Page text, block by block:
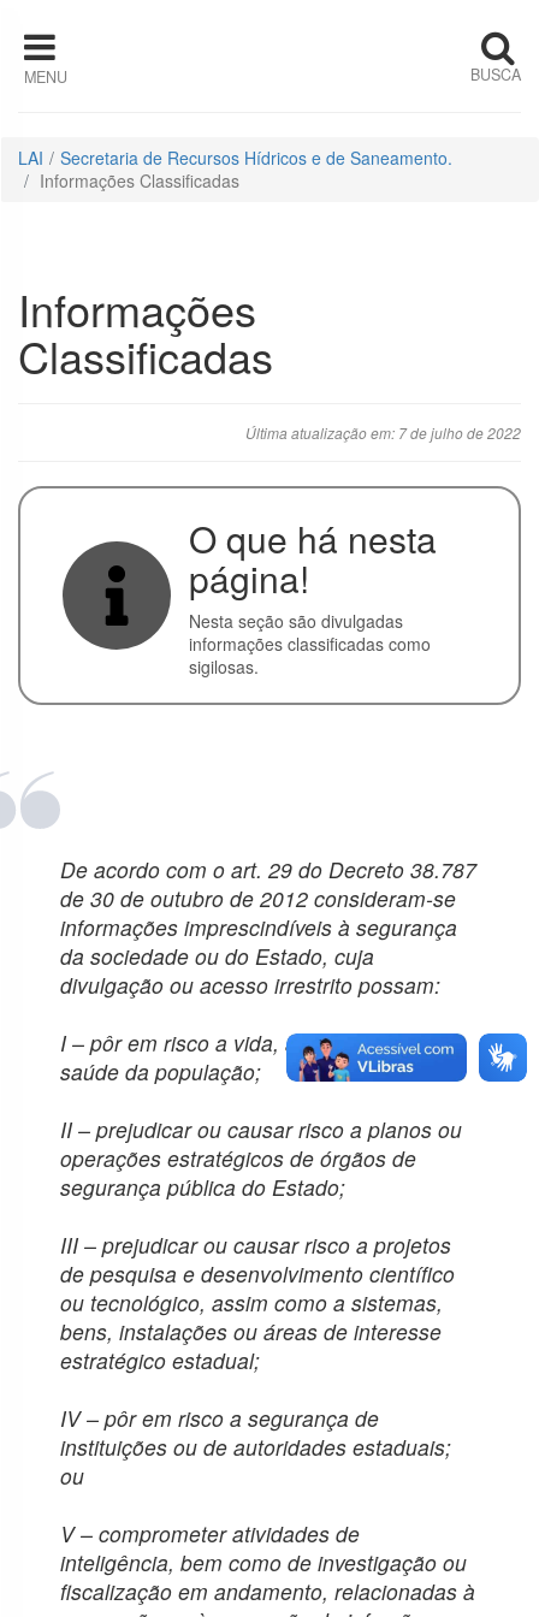
MENU BUSCA
Estrutura
Organizacional
Horário de
Auditorias
Convênios
Execução
Orçamentária
e Financeira
Licitações
Servidores
Frequentes
Serviço de
Informação ao
Cidadão
Sobre a LAI
COVID-19 –
Contratações
e aquisições
Classificadas
Consumo de
água e energia
Estadual de
Recursos
Hídricos
Proteção de
Dados
Pessoais
LAI
Secretaria de Recursos Hídricos e de Saneamento.
Informações Classificadas
Informações
Classificadas
Última atualização em: 7 de julho de 2022
O que há nesta
página!
Nesta seção são divulgadas
informações classificadas como
sigilosas.
De acordo com o art. 29 do Decreto 38.787
de 30 de outubro de 2012 consideram-se
informações imprescindíveis à segurança
da sociedade ou do Estado, cuja
divulgação ou acesso irrestrito possam:
I – pôr em risco a vida, a segurança ou a
saúde da população;
II – prejudicar ou causar risco a planos ou
operações estratégicos de órgãos de
segurança pública do Estado;
III – prejudicar ou causar risco a projetos
de pesquisa e desenvolvimento científico
ou tecnológico, assim como a sistemas,
bens, instalações ou áreas de interesse
estratégico estadual;
IV – pôr em risco a segurança de
instituições ou de autoridades estaduais;
ou
V – comprometer atividades de
inteligência, bem como de investigação ou
fiscalização em andamento, relacionadas à